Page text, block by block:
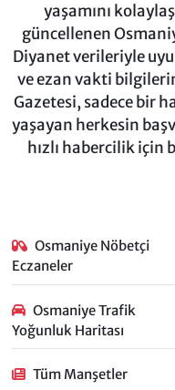
yaşamını
güncellenen
Diyanet verileriyle
ve ezan vakti
Gazetesi, sadece bir
yaşayan herkesin
hızlı habercilik için
Osmaniye Nöbetçi
Eczaneler
Osmaniye Trafik
Yoğunluk Haritası
Tüm Manşetler